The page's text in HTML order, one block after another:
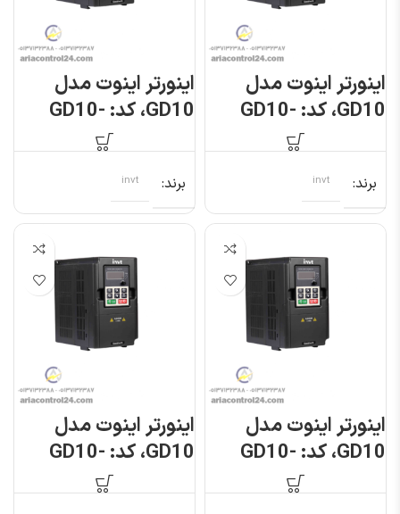
اینورتر اینوت مدل
GD10، کد: GD10-
0R7G-4-B
برند invt
اینورتر اینوت مدل
GD10، کد: GD10-
0R7G-S2-B
برند invt
اینورتر اینوت مدل
GD10، کد: GD10-
1R5G-4-B
اینورتر اینوت مدل
GD10، کد: GD10-
1R5G-S2-B